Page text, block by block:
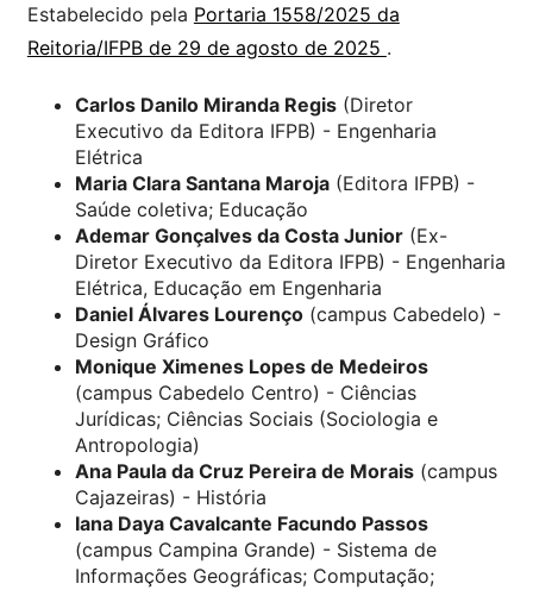
Estabelecido pela Portaria 1558/2025 da
Reitoria/IFPB de 29 de agosto de 2025 .
Carlos Danilo Miranda Regis(Diretor
Executivo da Editora IFPB) - Engenharia
Elétrica
Maria Clara Santana Maroja(Editora IFPB) -
Saúde coletiva; Educação
Ademar Gonçalves da Costa Junior(Ex-
Diretor Executivo da Editora IFPB) - Engenharia
Elétrica, Educação em Engenharia
Daniel Álvares Lourenço(campus Cabedelo) -
Design Gráfico
Monique Ximenes Lopes de Medeiros
(campus Cabedelo Centro) - Ciências
Jurídicas; Ciências Sociais (Sociologia e
Antropologia)
Ana Paula da Cruz Pereira de Morais(campus
Cajazeiras) - História
Iana Daya Cavalcante Facundo Passos
(campus Campina Grande) - Sistema de
Informações Geográficas; Computação;